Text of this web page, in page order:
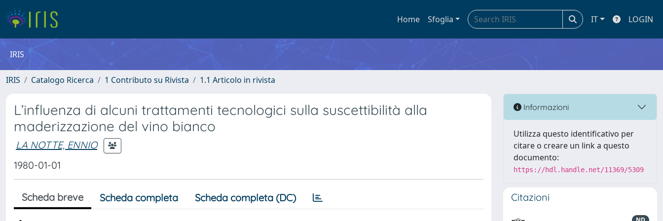
Home Sfoglia IT LOGIN
IRIS
IRIS Catalogo Ricerca 1 Contributo su Rivista 1.1 Articolo in rivista
L’influenza di alcuni trattamenti tecnologici sulla suscettibilità alla
maderizzazione del vino bianco
LA NOTTE, ENNIO
1980-01-01
Scheda breve Scheda completa Scheda completa (DC)
Informazioni
Utilizza questo identificativo per
citare o creare un link a questo
documento:
https://hdl.handle.net/11369/5309
Citazioni